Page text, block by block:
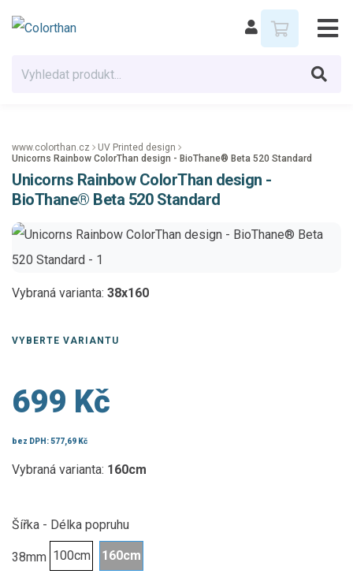
www.colorthan.cz
UV Printed design
Unicorns Rainbow ColorThan design - BioThane® Beta 520 Standard
Unicorns Rainbow ColorThan design -
BioThane® Beta 520 Standard
Vybraná varianta: 38x160
VYBERTE VARIANTU
699 Kč
bez DPH:577,69 Kč
Vybraná varianta: 160cm
Šířka - Délka popruhu
38mm 100cm 160cm